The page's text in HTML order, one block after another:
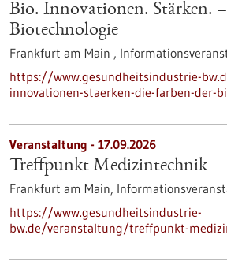
Bio. Innovationen. Stärken.
Biotechnologie
Frankfurt am Main ,
https://www.gesundheitsindustrie-
innovationen-staerken-die-farben-der-
Veranstaltung - 17.09.2026
Treffpunkt Medizintechnik
Frankfurt am Main,
https://www.gesundheitsindustrie-
bw.de/veranstaltung/treffpunkt-